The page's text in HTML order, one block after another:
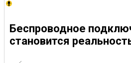
Беспроводное
становится